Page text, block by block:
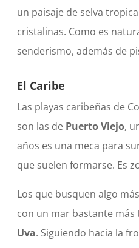
un paisaje de selva
cristalinas. Como es
senderismo, además de
El Caribe
Las playas caribeñas de
son las de Puerto Viejo,
años es una meca para
que suelen formarse. Es
Los que busquen algo
con un mar bastante más
Uva. Siguiendo hacia la